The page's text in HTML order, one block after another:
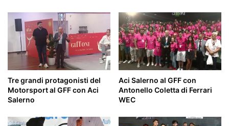
Tre grandi protagonisti del
Motorsport al GFF con Aci
Salerno
Aci Salerno al GFF con
Antonello Coletta di Ferrari
WEC